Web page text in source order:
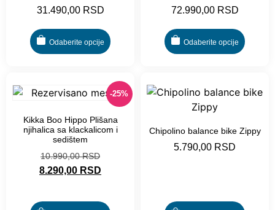
31.490,00 RSD
Odaberite opcije
72.990,00 RSD
Odaberite opcije
-25%
Kikka Boo Hippo Plišana
njihalica sa klackalicom i
sedištem
10.990,00RSD
8.290,00 RSD
Chipolino balance bike Zippy
5.790,00 RSD